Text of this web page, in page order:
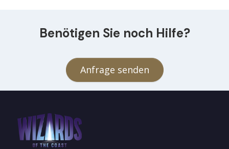
Benötigen Sie noch Hilfe?
Anfrage senden